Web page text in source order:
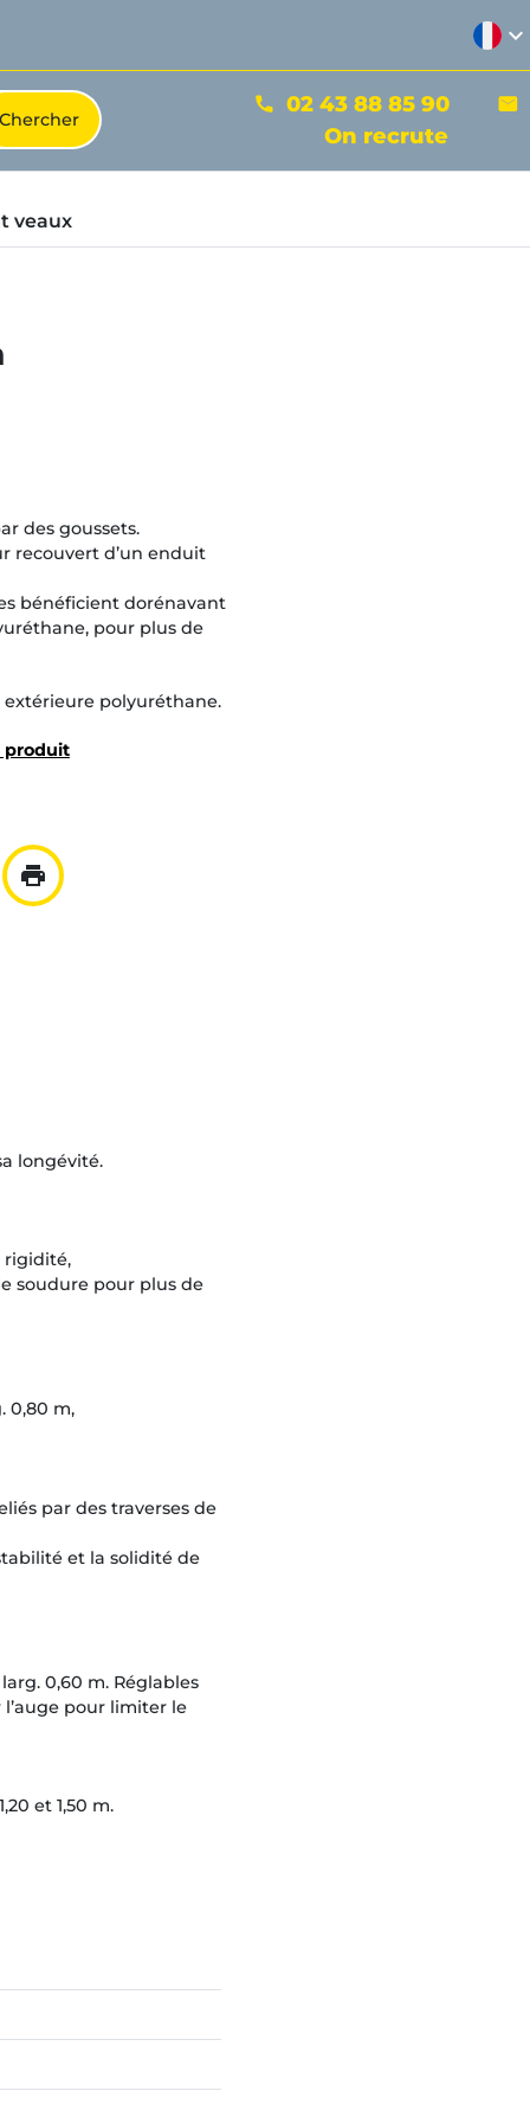
expand_more
phone 02 43 88 85 90 mail
On recrute
veaux
des goussets.
recouvert d’un enduit
bénéficient dorénavant
pour plus de
extérieure polyuréthane.
produit
mail
à la liste
print
Imprimer
longévité.
rigidité,
soudure pour plus de
0,80 m,
par des traverses de
et la solidité de
0,60 m. Réglables
pour limiter le
et 1,50 m.